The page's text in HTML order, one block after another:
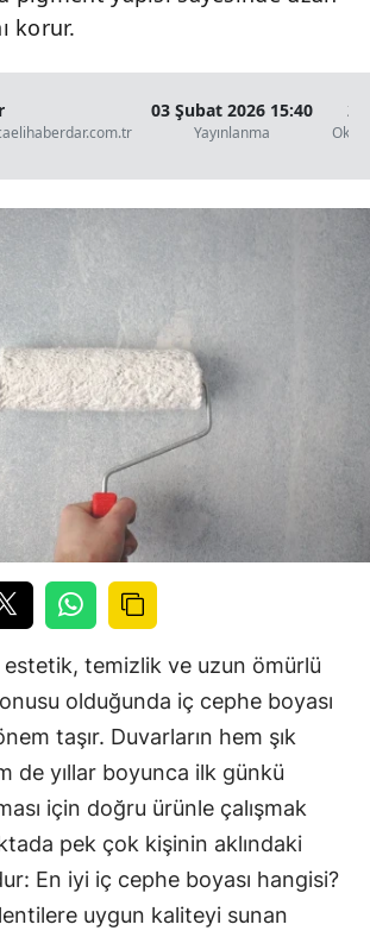
korur.
03 Şubat 2026 15:40
Yayınlanma
2
temizlik ve uzun ömürlü
olduğunda iç cephe boyası
taşır. Duvarların hem şık
de yıllar boyunca ilk günkü
için doğru ürünle çalışmak
pek çok kişinin aklındaki
En iyi iç cephe boyası hangisi?
uygun kaliteyi sunan